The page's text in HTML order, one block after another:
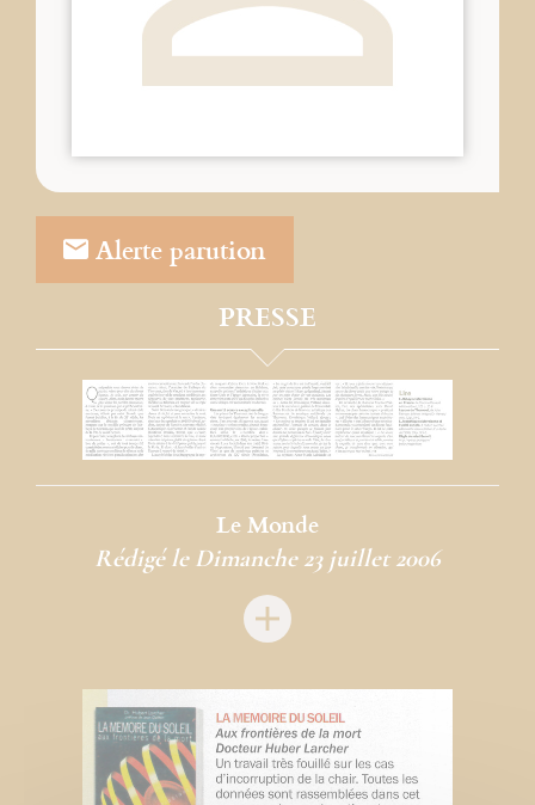
Alerte parution
PRESSE
Le Monde
Rédigé le Dimanche 23 juillet 2006